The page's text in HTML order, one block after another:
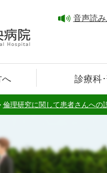
音声読
へ 診療科
倫理研究に関して患者さんへの